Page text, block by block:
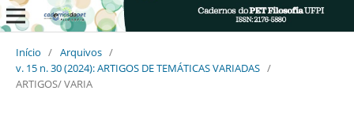
Início / Arquivos /
v. 15 n. 30 (2024): ARTIGOS DE TEMÁTICAS VARIADAS /
ARTIGOS/ VARIA